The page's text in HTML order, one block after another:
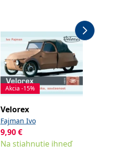
Akcia -15%
Velorex
Fajman Ivo
9,90€
Na stiahnutie ihneď